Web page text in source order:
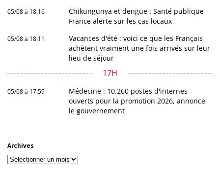
05/08 à 18:16
Chikungunya et dengue : Santé publique
France alerte sur les cas locaux
05/08 à 18:11
Vacances d'été : voici ce que les Français
achètent vraiment une fois arrivés sur leur
lieu de séjour
17H
05/08 à 17:59
Médecine : 10.260 postes d'internes
ouverts pour la promotion 2026, annonce
le gouvernement
Archives
Archives